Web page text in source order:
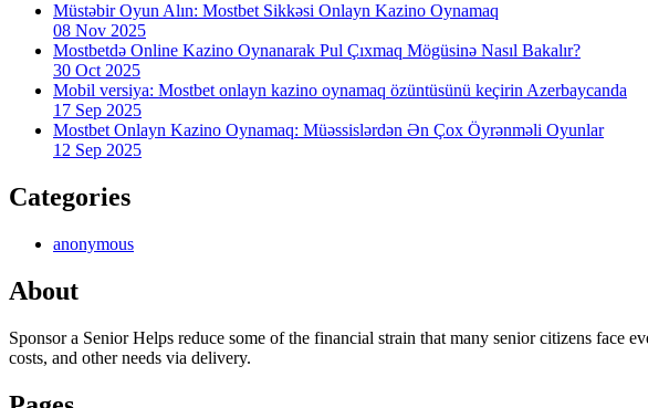
Müstəbir Oyun Alın: Mostbet Sikkəsi Onlayn Kazino Oynamaq
08 Nov 2025
Mostbetdə Online Kazino Oynanarak Pul Çıxmaq Mögüsinə Nasıl Bakalır?
30 Oct 2025
Mobil versiya: Mostbet onlayn kazino oynamaq özüntüsünü keçirin Azerbaycanda
17 Sep 2025
Mostbet Onlayn Kazino Oynamaq: Müəssislərdən Ən Çox Öyrənməli Oyunlar
12 Sep 2025
Categories
anonymous
About
Sponsor a Senior Helps reduce some of the financial strain that many senior citizens face
costs, and other needs via delivery.